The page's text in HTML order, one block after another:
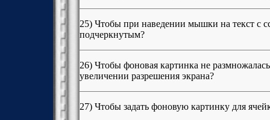
25) Чтобы при наведении мышки на текст с
подчеркнутым?
26) Чтобы фоновая картинка не
увеличении разрешения экрана?
27) Чтобы задать фоновую картинку для